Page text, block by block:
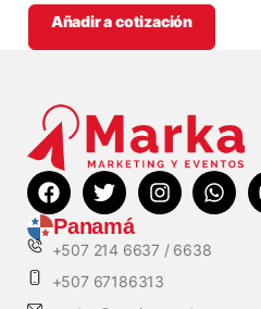
Añadir a cotización
Panamá
+507 214 6637 / 6638
+507 67186313